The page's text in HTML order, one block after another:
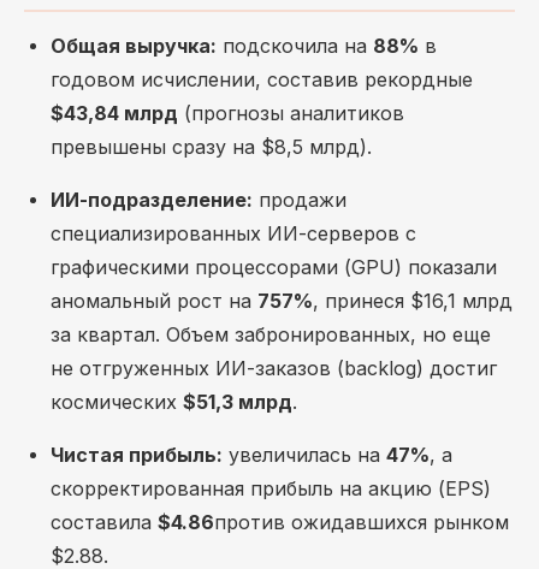
Общая выручка: подскочила на 88% в
годовом исчислении, составив рекордные
$43,84 млрд (прогнозы аналитиков
превышены сразу на $8,5 млрд).
ИИ-подразделение: продажи
специализированных ИИ-серверов с
графическими процессорами (GPU) показали
аномальный рост на 757%, принеся $16,1 млрд
за квартал. Объем забронированных, но еще
не отгруженных ИИ-заказов (backlog) достиг
космических $51,3 млрд.
Чистая прибыль: увеличилась на 47%, а
скорректированная прибыль на акцию (EPS)
составила $4.86против ожидавшихся рынком
$2.88.